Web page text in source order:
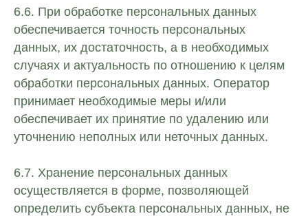
6.6. При обработке персональных данных
обеспечивается точность персональных
данных, их достаточность, а в необходимых
случаях и актуальность по отношению к целям
обработки персональных данных. Оператор
принимает необходимые меры и/или
обеспечивает их принятие по удалению или
уточнению неполных или неточных данных.
6.7. Хранение персональных данных
осуществляется в форме, позволяющей
определить субъекта персональных данных, не